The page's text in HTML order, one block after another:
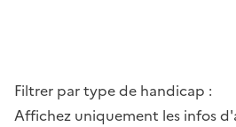
Filtrer par type de handicap :
Affichez uniquement les infos